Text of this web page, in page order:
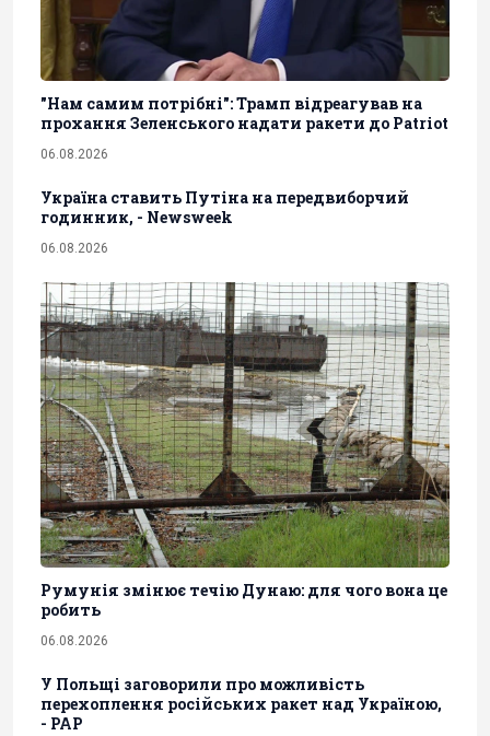
"Нам самим потрібні": Трамп відреагував на
прохання Зеленського надати ракети до Patriot
06.08.2026
Україна ставить Путіна на передвиборчий
годинник, - Newsweek
06.08.2026
Румунія змінює течію Дунаю: для чого вона це
робить
06.08.2026
У Польщі заговорили про можливість
перехоплення російських ракет над Україною,
- PAP